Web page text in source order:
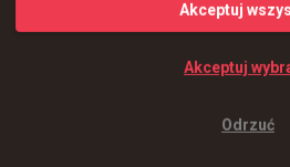
Tylko m0NESY przeważa w
Odrzuć
Akceptuj
Akceptuj